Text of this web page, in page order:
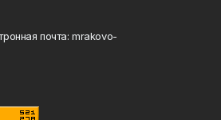
почта: mrakovo-